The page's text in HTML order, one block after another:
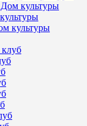
культуры
культуры